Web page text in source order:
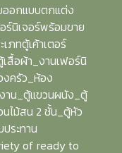
ออกแบบตกแต่ง
ร์นิเจอร์พร้อมขาย
ภทตู้เค้าเตอร์
สื้อผ้า_งานเฟอร์นิ
ครัว_ห้อง
าน_ตู้แขวนผนัง_ตู้
นไม้สน 2 ชั้น_ตู้หัว
ระทาน
of ready to